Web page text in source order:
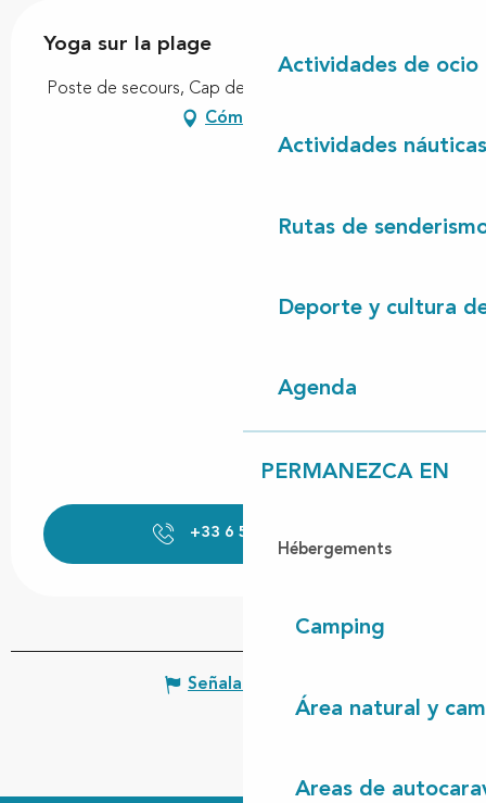
Actividades de ocio
Actividades náuticas
Rutas de
Deporte y cultura
Agenda
PERMANEZCA EN
Hébergements
Camping
Área natural y
Areas de
Yoga sur la plage
Poste de secours, Cap de l'Homy, 40170 Lit-et-Mixe
Cómo llegar
+33 6 59 19 52
Señalar un error